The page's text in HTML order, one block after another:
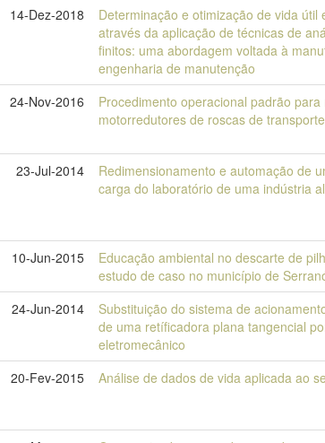
14-Dez-2018
Determinação e otimização de vida útil
através da aplicação de técnicas de
finitos: uma abordagem voltada à
engenharia de manutenção
24-Nov-2016
Procedimento operacional padrão
motorredutores de roscas de
23-Jul-2014
Redimensionamento e automação de
carga do laboratório de uma indústria
10-Jun-2015
Educação ambiental no descarte de
estudo de caso no município de
24-Jun-2014
Substituição do sistema de
de uma retíficadora plana tangencial
eletromecânico
20-Fev-2015 Análise de dados de vida aplicada ao